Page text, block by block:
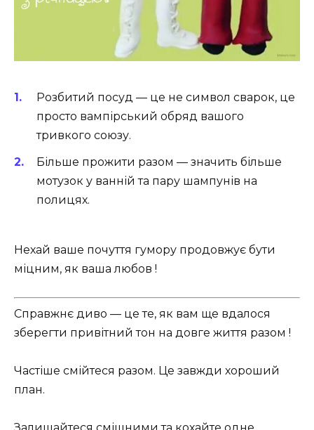
Розбитий посуд — це не символ сварок, це
просто вампірський обряд вашого
тривкого союзу.
Більше прожити разом — значить більше
мотузок у ванній та пару шампунів на
полицях.
Нехай ваше почуття гумору продовжує бути
міцним, як ваша любов !
Справжнє диво — це те, як вам ще вдалося
зберегти привітний тон на довге життя разом !
Частіше смійтеся разом. Це завжди хороший
план.